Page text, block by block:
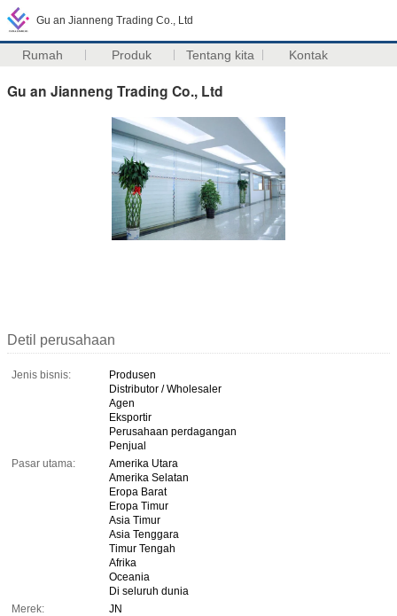
Gu an Jianneng Trading Co., Ltd
Rumah Produk Tentang kita Kontak
Gu an Jianneng Trading Co., Ltd
Detil perusahaan
Jenis bisnis:
Produsen
Distributor / Wholesaler
Agen
Eksportir
Perusahaan perdagangan
Penjual
Pasar utama:
Amerika Utara
Amerika Selatan
Eropa Barat
Eropa Timur
Asia Timur
Asia Tenggara
Timur Tengah
Afrika
Oceania
Di seluruh dunia
Merek:
JN